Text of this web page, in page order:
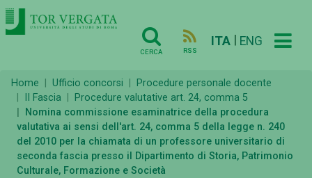
CERCA RSS
ITA ENG
Home Ufficio concorsi
Procedure personale docente
II Fascia
Procedure valutative art. 24, comma 5
Nomina commissione esaminatrice della procedura
valutativa ai sensi dell'art. 24, comma 5 della legge n. 240
del 2010 per la chiamata di un professore universitario di
seconda fascia presso il Dipartimento di Storia, Patrimonio
Culturale, Formazione e Società